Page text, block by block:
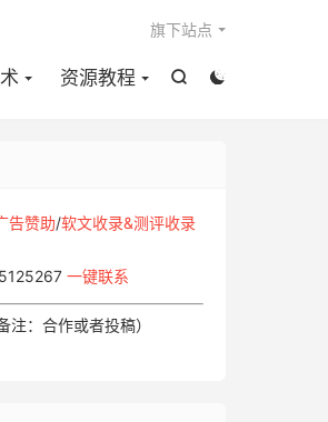


资源教程
旗下站点
告赞助/软文收录&测评收录
一键联系
：合作或者投稿）